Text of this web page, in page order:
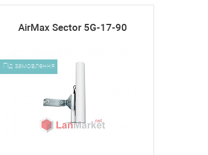
AirMax Sector 5G-17-90
Під замовлення